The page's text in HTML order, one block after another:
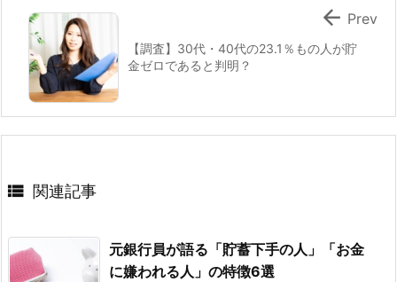
【調査】30代・40代の23.1％もの人が貯
金ゼロであると判明？
 Prev
 関連記事
元銀行員が語る「貯蓄下手の人」「お金
に嫌われる人」の特徴6選